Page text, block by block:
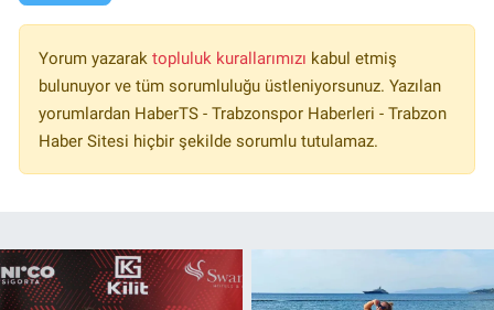
Yorum yazarak topluluk kurallarımızı kabul etmiş
bulunuyor ve tüm sorumluluğu üstleniyorsunuz. Yazılan
yorumlardan HaberTS - Trabzonspor Haberleri - Trabzon
Haber Sitesi hiçbir şekilde sorumlu tutulamaz.